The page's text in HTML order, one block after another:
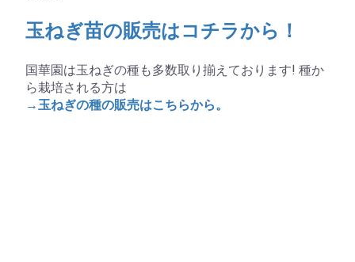
玉ねぎ苗の販売はコチラから！
国華園は玉ねぎの種も多数取り揃えております! 種か
ら栽培される方は
→玉ねぎの種の販売はこちらから。